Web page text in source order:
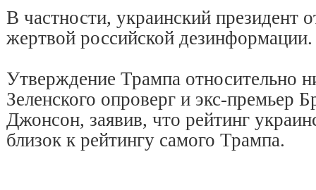
В частности, украинский президент
жертвой российской дезинформации.
Утверждение Трампа относительно
Зеленского опроверг и экс-премьер
Джонсон, заявив, что рейтинг
близок к рейтингу самого Трампа.